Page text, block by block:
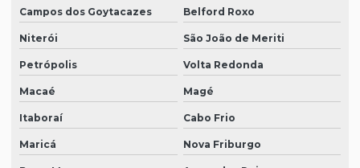
Campos dos Goytacazes Belford Roxo
Niterói São João de Meriti
Petrópolis Volta Redonda
Macaé Magé
Itaboraí Cabo Frio
Maricá Nova Friburgo